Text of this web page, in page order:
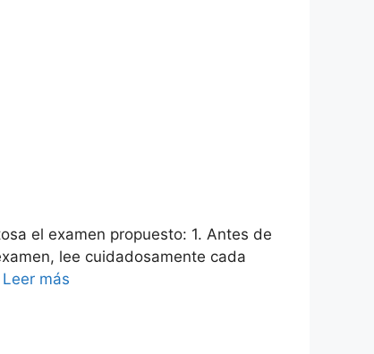
el examen propuesto: 1. Antes de
lee cuidadosamente cada
Leer más